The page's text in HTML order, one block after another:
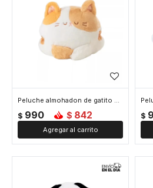
Peluche almohadon de gatito con calentador de manos - Blanco
$ 990 $ 842 $